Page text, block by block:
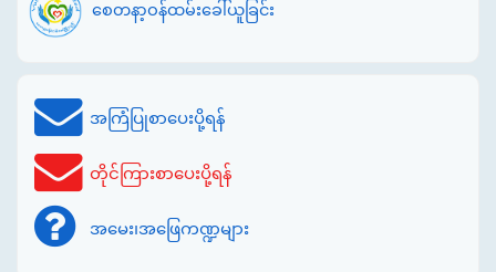
စေတနာ့ဝန်ထမ်းခေါ်ယူခြင်း
အကြံပြုစာပေးပို့ရန်
တိုင်ကြားစာပေးပို့ရန်
အမေး၊အဖြေကဏ္ဍများ